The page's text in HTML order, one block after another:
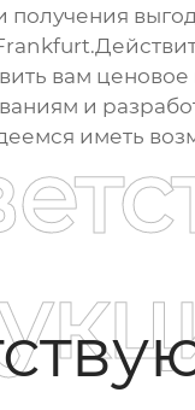
получения
вам
и
иметь